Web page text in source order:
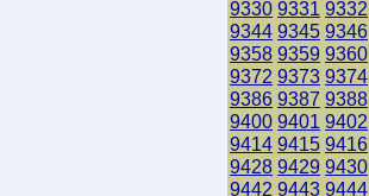
9330 9331 9332
9344 9345 9346
9358 9359 9360
9372 9373 9374
9386 9387 9388
9400 9401 9402
9414 9415 9416
9428 9429 9430
9442 9443 9444